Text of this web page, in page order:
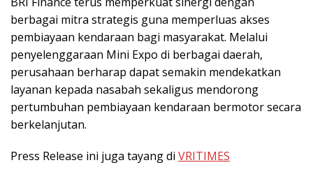
berbagai mitra strategis guna memperluas akses
pembiayaan kendaraan bagi masyarakat. Melalui
penyelenggaraan Mini Expo di berbagai daerah,
perusahaan berharap dapat semakin mendekatkan
layanan kepada nasabah sekaligus mendorong
pertumbuhan pembiayaan kendaraan bermotor secara
berkelanjutan.
Press Release ini juga tayang di VRITIMES